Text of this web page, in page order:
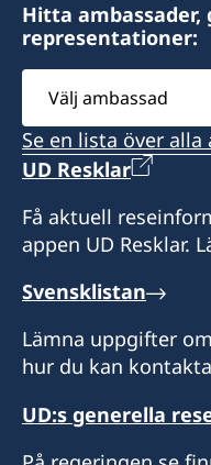
Hitta
representationer:
Välj
ambassad
Se en lista över alla
UD Resklar
Få aktuell
appen UD Resklar.
Svensklistan
Lämna uppgifter
hur du kan
UD:s generella